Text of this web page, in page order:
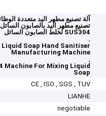
آلة تصنيع مطهر اليد متعددة
تصنيع مطهر اليد بالصابون السائل
SUS304 لخلط الصابون السائل
,
Liquid Soap Hand Sanitiser
Manufacturing Machine
,
Machine For Mixing Liquid
Soap
CE , ISO , SGS , TUV
LIANHE
negotiable